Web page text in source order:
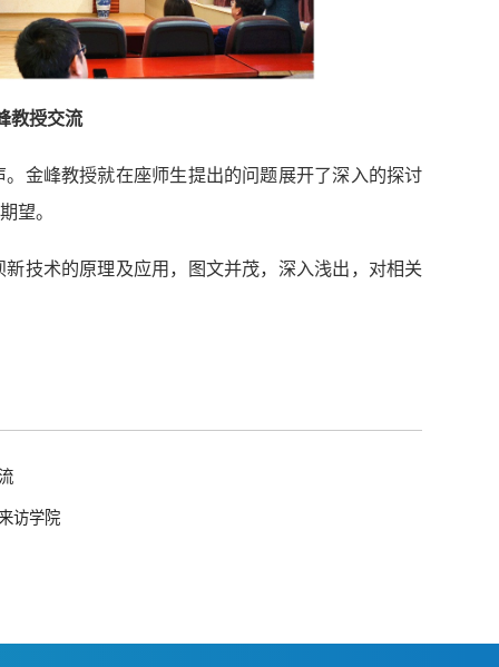
教授交流
金峰教授就在座师生提出的问题展开了深入的探讨
望。
技术的原理及应用，图文并茂，深入浅出，对相关
访学院